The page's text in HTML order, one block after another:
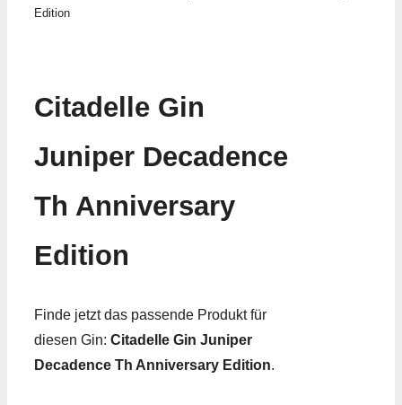
Edition
Citadelle Gin
Juniper Decadence
Th Anniversary
Edition
Finde jetzt das passende Produkt für
diesen Gin: Citadelle Gin Juniper
Decadence Th Anniversary Edition.